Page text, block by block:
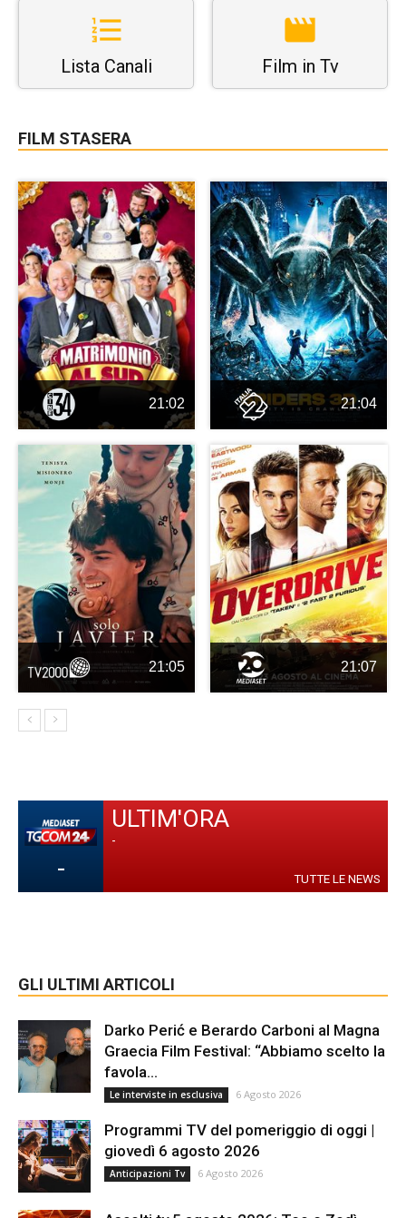
Lista Canali Film in Tv
FILM STASERA
21:02 21:04
21:05 21:07
-
ULTIM'ORA
-
TUTTE LE NEWS
GLI ULTIMI ARTICOLI
Darko Perić e Berardo Carboni al Magna
Graecia Film Festival: “Abbiamo scelto la
favola...
Le interviste in esclusiva 6 Agosto 2026
Programmi TV del pomeriggio di oggi |
giovedì 6 agosto 2026
Anticipazioni Tv 6 Agosto 2026